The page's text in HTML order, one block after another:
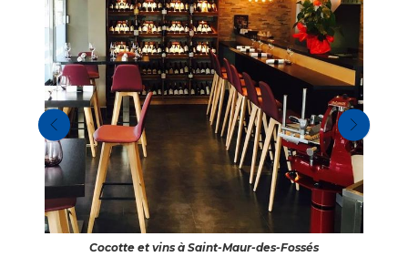
Cocotte et vins à Saint-Maur-des-Fossés